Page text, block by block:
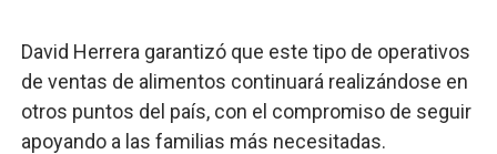
David Herrera garantizó que este tipo de operativos
de ventas de alimentos continuará realizándose en
otros puntos del país, con el compromiso de seguir
apoyando a las familias más necesitadas.